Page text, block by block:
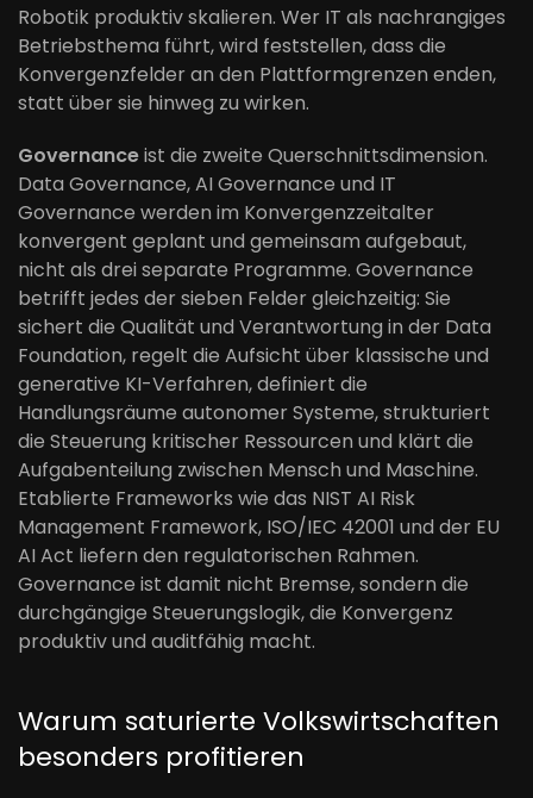
Robotik produktiv skalieren. Wer IT als nachrangiges
Betriebsthema führt, wird feststellen, dass die
Konvergenzfelder an den Plattformgrenzen enden,
statt über sie hinweg zu wirken.
Governanceist die zweite Querschnittsdimension.
Data Governance, AI Governance und IT
Governance werden im Konvergenzzeitalter
konvergent geplant und gemeinsam aufgebaut,
nicht als drei separate Programme. Governance
betrifft jedes der sieben Felder gleichzeitig: Sie
sichert die Qualität und Verantwortung in der Data
Foundation, regelt die Aufsicht über klassische und
generative KI-Verfahren, definiert die
Handlungsräume autonomer Systeme, strukturiert
die Steuerung kritischer Ressourcen und klärt die
Aufgabenteilung zwischen Mensch und Maschine.
Etablierte Frameworks wie das NIST AI Risk
Management Framework, ISO/IEC 42001 und der EU
AI Act liefern den regulatorischen Rahmen.
Governance ist damit nicht Bremse, sondern die
durchgängige Steuerungslogik, die Konvergenz
produktiv und auditfähig macht.
Warum saturierte Volkswirtschaften
besonders profitieren